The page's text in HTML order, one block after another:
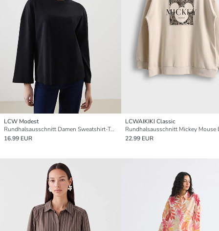
LCW Modest
Rundhalsausschnitt Damen Sweatshirt-Tunika
16.99 EUR
LCWAIKIKI Classic
22.99 EUR